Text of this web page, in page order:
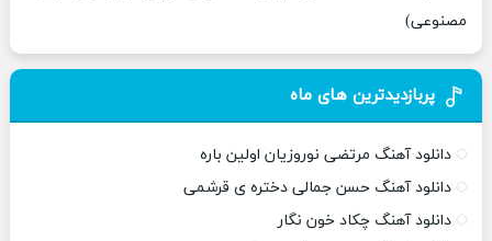
مصنوعی)
پربازدیدترین های ماه
دانلود آهنگ مرتضی نوروزیان اولین باره
دانلود آهنگ حسن جمالی دختره ی قرشمی
دانلود آهنگ چکاد خون نگار